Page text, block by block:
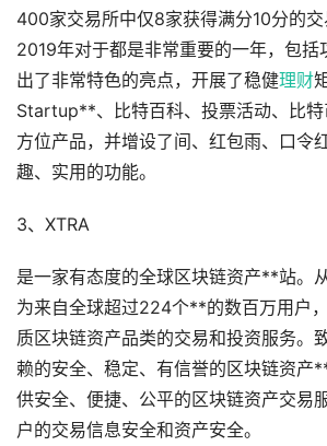
400家交易所中仅8家获得满分10分的
2019年对于都是非常重要的一年，包括
出了非常特色的亮点，开展了稳健理财
Startup**、比特百科、投票活动、比特
方位产品，并增设了间、红包雨、口令
趣、实用的功能。
3、XTRA
是一家有态度的全球区块链资产**站。
为来自全球超过224个**的数百万用户
质区块链资产品类的交易和投资服务。
赖的安全、稳定、有信誉的区块链资产
供安全、便捷、公平的区块链资产交易
户的交易信息安全和资产安全。